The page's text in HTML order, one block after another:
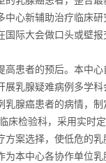
心新辅助治疗临床
际大会做口头或壁报
患者的预后。本中
乳腺疑难病例多学
腺癌患者的病情，
检验科，采用实时
案选择，使低危的
本中心各协作单位